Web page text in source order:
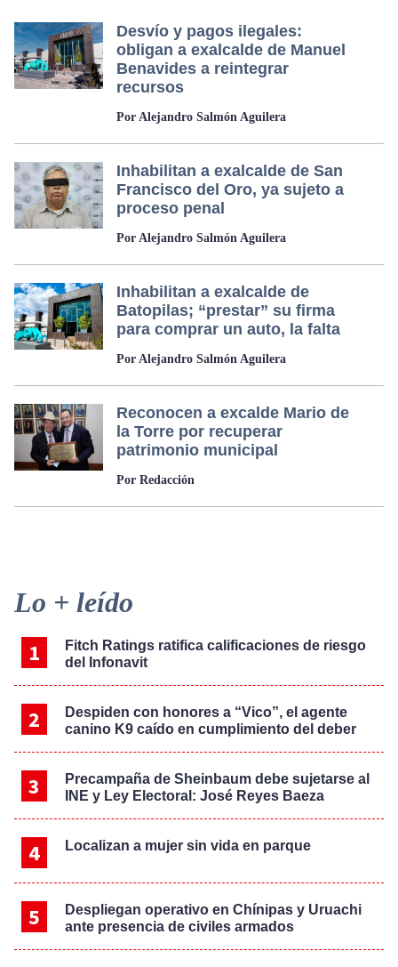
Desvío y pagos ilegales:
obligan a exalcalde de Manuel
Benavides a reintegrar
recursos
Por Alejandro Salmón Aguilera
Inhabilitan a exalcalde de San
Francisco del Oro, ya sujeto a
proceso penal
Por Alejandro Salmón Aguilera
Inhabilitan a exalcalde de
Batopilas; “prestar” su firma
para comprar un auto, la falta
Por Alejandro Salmón Aguilera
Reconocen a excalde Mario de
la Torre por recuperar
patrimonio municipal
Por Redacción
Primary
Sidebar
Lo + leído
Fitch Ratings ratifica calificaciones de riesgo
del Infonavit
Despiden con honores a “Vico”, el agente
canino K9 caído en cumplimiento del deber
Precampaña de Sheinbaum debe sujetarse al
INE y Ley Electoral: José Reyes Baeza
Localizan a mujer sin vida en parque
Despliegan operativo en Chínipas y Uruachi
ante presencia de civiles armados